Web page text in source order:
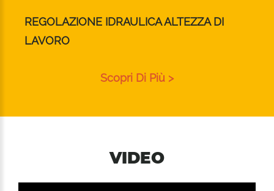
REGOLAZIONE IDRAULICA ALTEZZA DI
LAVORO
Scopri Di Più >
VIDEO